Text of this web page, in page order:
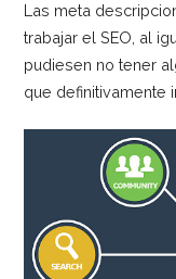
Las meta
trabajar el SEO, al
pudiesen no tener
que definitivamente